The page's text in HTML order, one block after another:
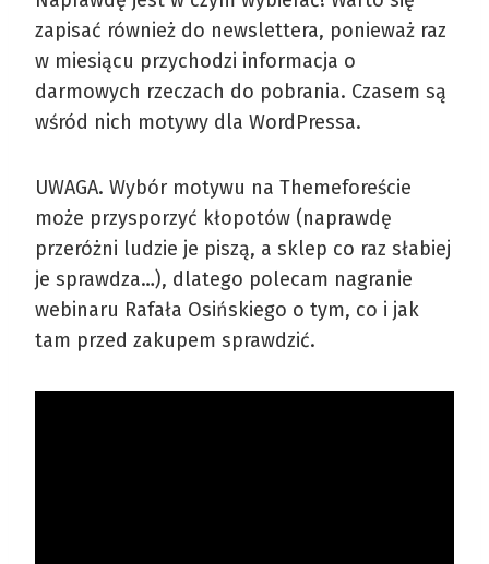
zapisać również do newslettera, ponieważ raz
w miesiącu przychodzi informacja o
darmowych rzeczach do pobrania. Czasem są
wśród nich motywy dla WordPressa.
UWAGA. Wybór motywu na Themeforeście
może przysporzyć kłopotów (naprawdę
przeróżni ludzie je piszą, a sklep co raz słabiej
je sprawdza…), dlatego polecam nagranie
webinaru Rafała Osińskiego o tym, co i jak
tam przed zakupem sprawdzić.